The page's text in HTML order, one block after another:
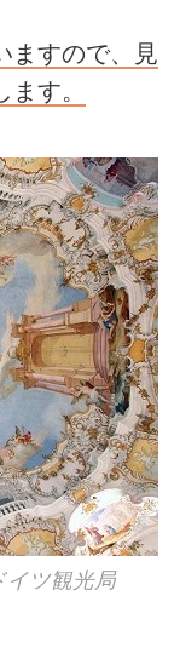
ますので、見
す。
イツ観光局